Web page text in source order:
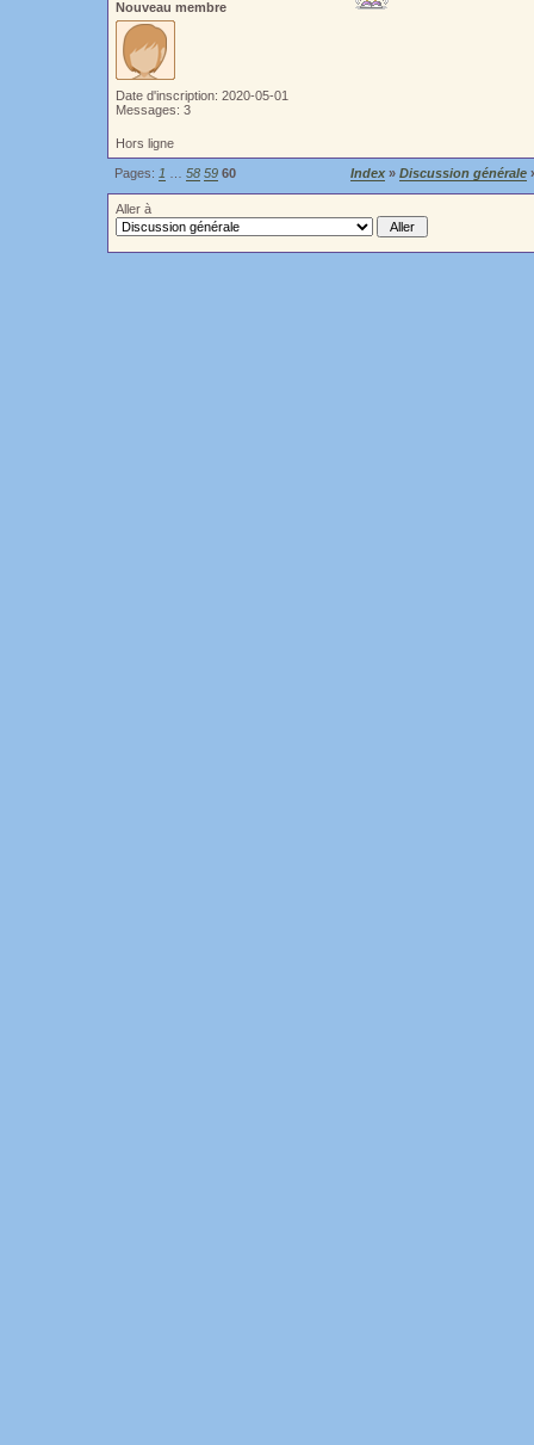
Nouveau membre
Date d'inscription: 2020-05-01
Messages: 3
Hors ligne
Pages: 1 58 59 60 Index » Discussion générale
Aller à